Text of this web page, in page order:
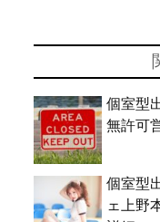
個室型
無許可
個室型
ェ上野